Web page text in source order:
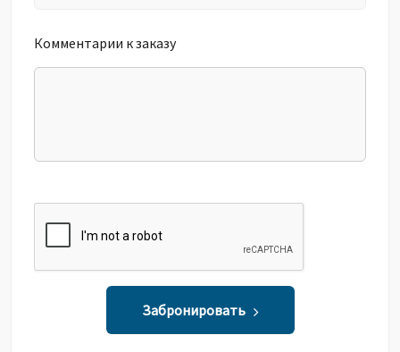
Комментарии к заказу
Забронировать